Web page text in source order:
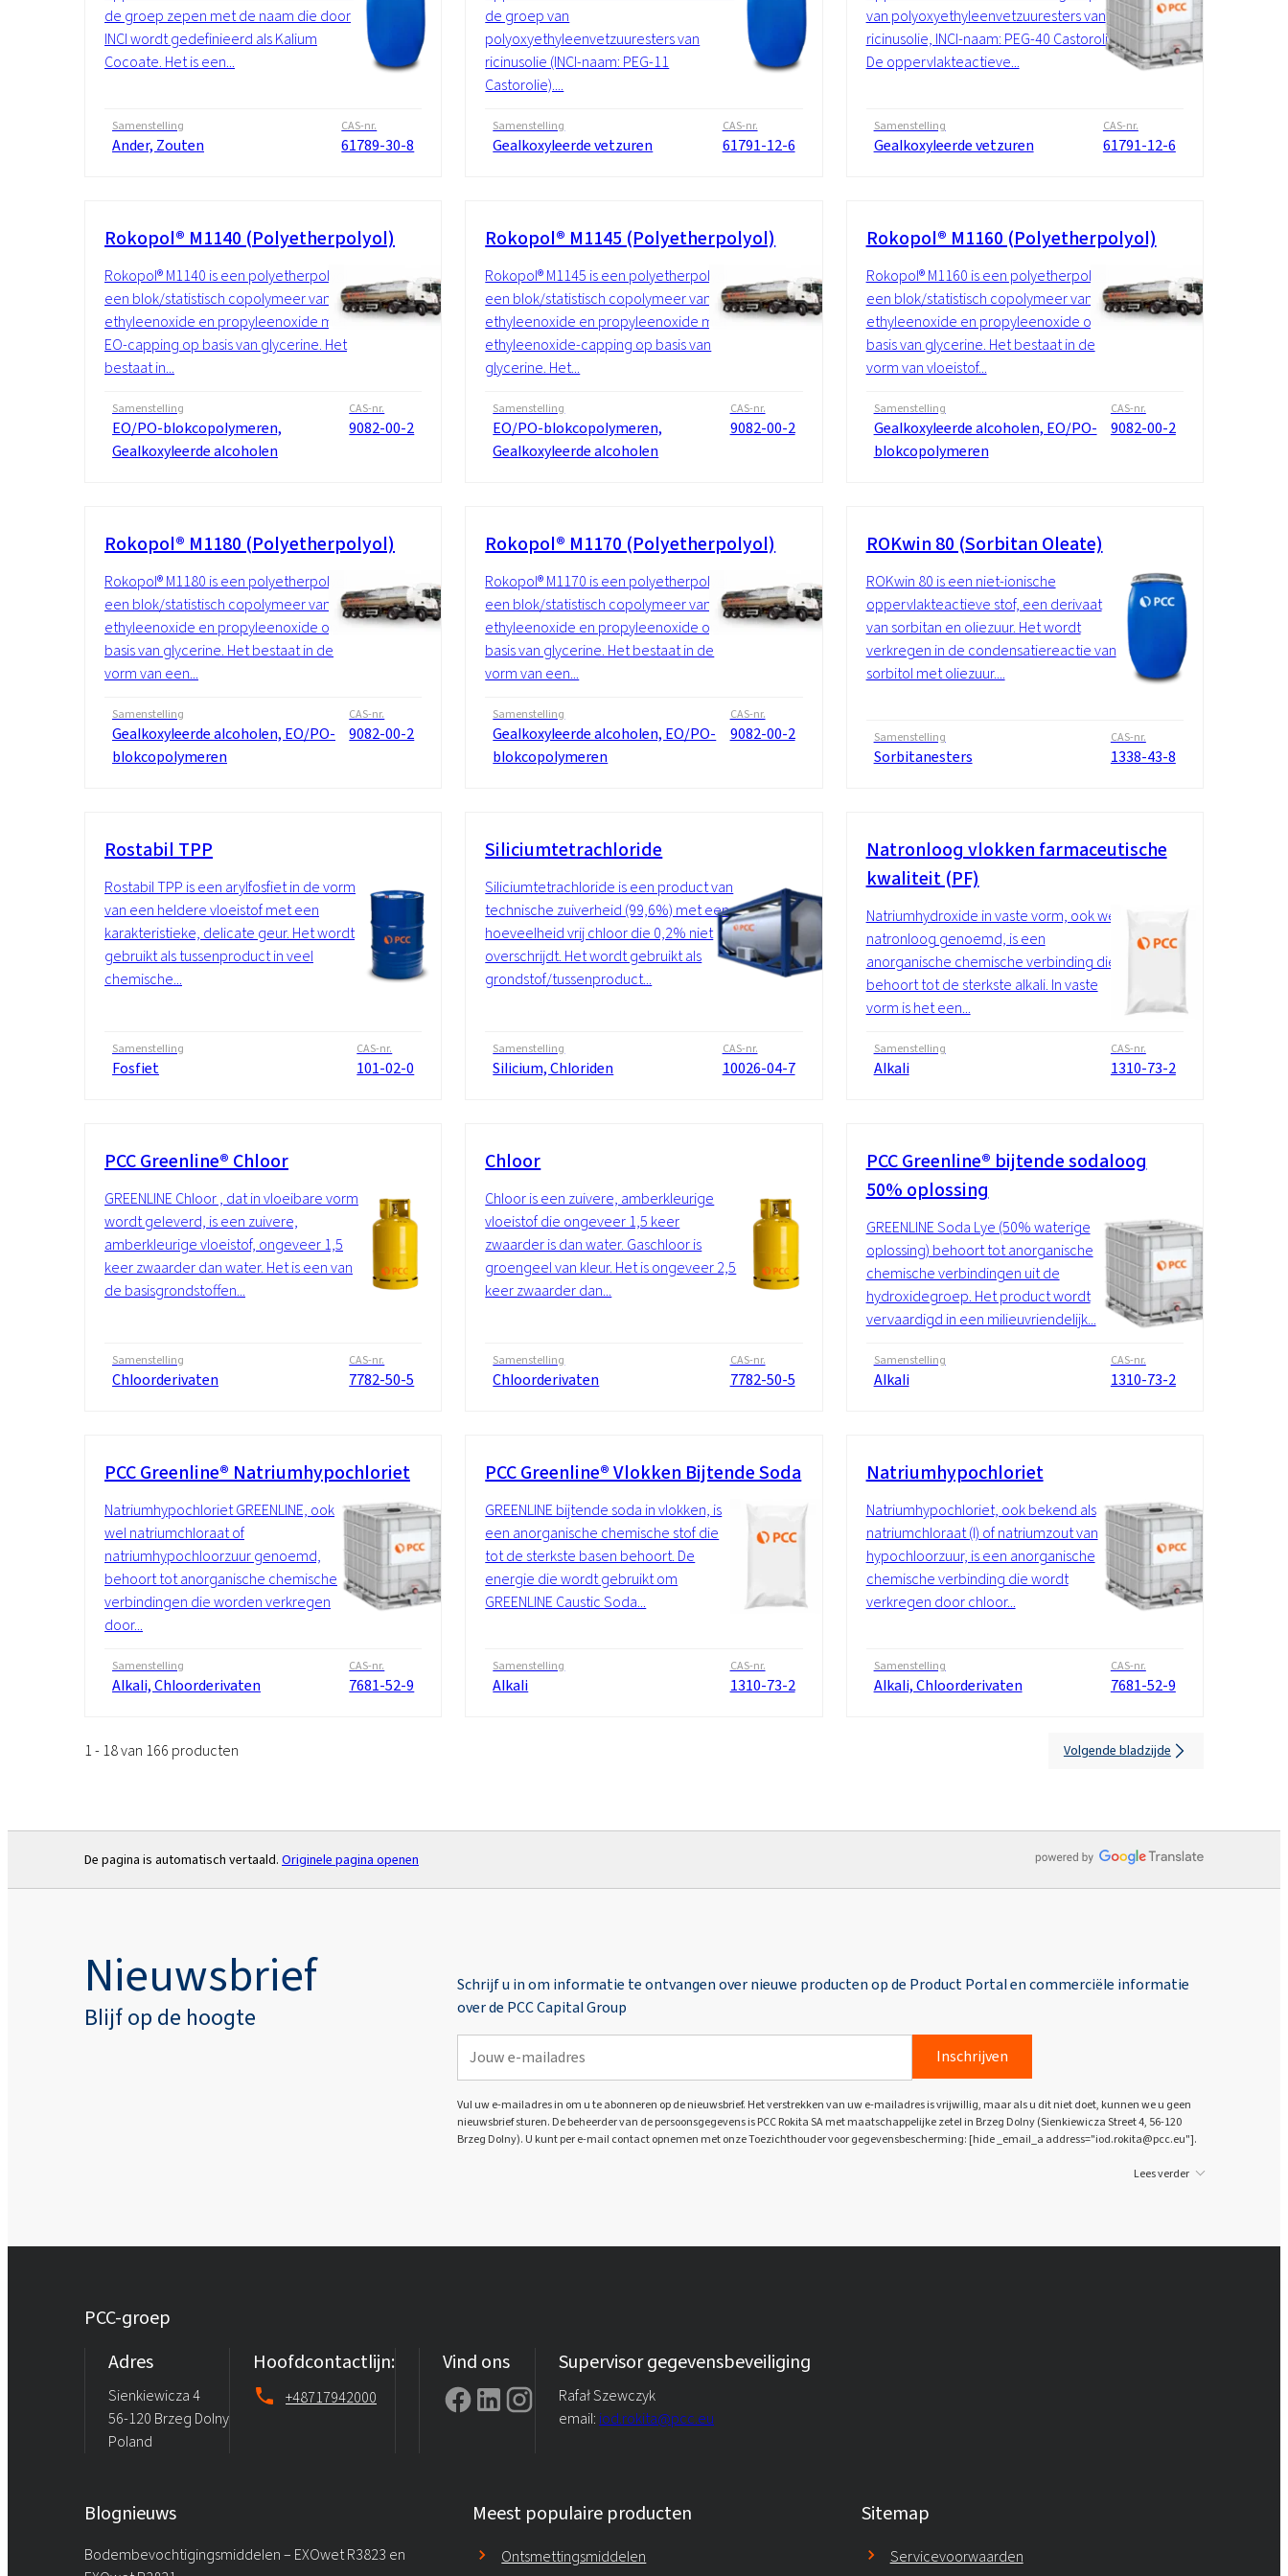
de groep zepen met de naam die door
INCI wordt gedefinieerd als Kalium
Cocoate. Het is een...
Samenstelling
Ander, Zouten
CAS-nr.
61789-30-8
de groep van
polyoxyethyleenvetzuuresters van
ricinusolie (INCI-naam: PEG-11
Castorolie)....
Samenstelling
Gealkoxyleerde vetzuren
CAS-nr.
61791-12-6
van polyoxyethyleenvetzuuresters van
ricinusolie, INCI-naam: PEG-40 Castorolie.
De oppervlakteactieve...
Samenstelling
Gealkoxyleerde vetzuren
CAS-nr.
61791-12-6
Rokopol® M1140 (Polyetherpolyol)
Rokopol® M1140 is een polyetherpolyol,
een blok/statistisch copolymeer van
ethyleenoxide en propyleenoxide met
EO-capping op basis van glycerine. Het
bestaat in...
Samenstelling
EO/PO-blokcopolymeren,
Gealkoxyleerde alcoholen
CAS-nr.
9082-00-2
Rokopol® M1145 (Polyetherpolyol)
Rokopol® M1145 is een polyetherpolyol,
een blok/statistisch copolymeer van
ethyleenoxide en propyleenoxide met
ethyleenoxide-capping op basis van
glycerine. Het...
Samenstelling
EO/PO-blokcopolymeren,
Gealkoxyleerde alcoholen
CAS-nr.
9082-00-2
Rokopol® M1160 (Polyetherpolyol)
Rokopol® M1160 is een polyetherpolyol,
een blok/statistisch copolymeer van
ethyleenoxide en propyleenoxide op
basis van glycerine. Het bestaat in de
vorm van vloeistof...
Samenstelling
Gealkoxyleerde alcoholen, EO/PO-
blokcopolymeren
CAS-nr.
9082-00-2
Rokopol® M1180 (Polyetherpolyol)
Rokopol® M1180 is een polyetherpolyol,
een blok/statistisch copolymeer van
ethyleenoxide en propyleenoxide op
basis van glycerine. Het bestaat in de
vorm van een...
Samenstelling
Gealkoxyleerde alcoholen, EO/PO-
blokcopolymeren
CAS-nr.
9082-00-2
Rokopol® M1170 (Polyetherpolyol)
Rokopol® M1170 is een polyetherpolyol,
een blok/statistisch copolymeer van
ethyleenoxide en propyleenoxide op
basis van glycerine. Het bestaat in de
vorm van een...
Samenstelling
Gealkoxyleerde alcoholen, EO/PO-
blokcopolymeren
CAS-nr.
9082-00-2
ROKwin 80 (Sorbitan Oleate)
ROKwin 80 is een niet-ionische
oppervlakteactieve stof, een derivaat
van sorbitan en oliezuur. Het wordt
verkregen in de condensatiereactie van
sorbitol met oliezuur....
Samenstelling
Sorbitanesters
CAS-nr.
1338-43-8
Rostabil TPP
Rostabil TPP is een arylfosfiet in de vorm
van een heldere vloeistof met een
karakteristieke, delicate geur. Het wordt
gebruikt als tussenproduct in veel
chemische...
Samenstelling
Fosfiet
CAS-nr.
101-02-0
Siliciumtetrachloride
Siliciumtetrachloride is een product van
technische zuiverheid (99,6%) met een
hoeveelheid vrij chloor die 0,2% niet
overschrijdt. Het wordt gebruikt als
grondstof/tussenproduct...
Samenstelling
Silicium, Chloriden
CAS-nr.
10026-04-7
Natronloog vlokken farmaceutische
kwaliteit (PF)
Natriumhydroxide in vaste vorm, ook wel
natronloog genoemd, is een
anorganische chemische verbinding die
behoort tot de sterkste alkali. In vaste
vorm is het een...
Samenstelling
Alkali
CAS-nr.
1310-73-2
PCC Greenline® Chloor
GREENLINE Chloor , dat in vloeibare vorm
wordt geleverd, is een zuivere,
amberkleurige vloeistof, ongeveer 1,5
keer zwaarder dan water. Het is een van
de basisgrondstoffen...
Samenstelling
Chloorderivaten
CAS-nr.
7782-50-5
Chloor
Chloor is een zuivere, amberkleurige
vloeistof die ongeveer 1,5 keer
zwaarder is dan water. Gaschloor is
groengeel van kleur. Het is ongeveer 2,5
keer zwaarder dan...
Samenstelling
Chloorderivaten
CAS-nr.
7782-50-5
PCC Greenline® bijtende sodaloog
50% oplossing
GREENLINE Soda Lye (50% waterige
oplossing) behoort tot anorganische
chemische verbindingen uit de
hydroxidegroep. Het product wordt
vervaardigd in een milieuvriendelijk...
Samenstelling
Alkali
CAS-nr.
1310-73-2
PCC Greenline® Natriumhypochloriet
Natriumhypochloriet GREENLINE, ook
wel natriumchloraat of
natriumhypochloorzuur genoemd,
behoort tot anorganische chemische
verbindingen die worden verkregen
door...
Samenstelling
Alkali, Chloorderivaten
CAS-nr.
7681-52-9
PCC Greenline® Vlokken Bijtende Soda
GREENLINE bijtende soda in vlokken, is
een anorganische chemische stof die
tot de sterkste basen behoort. De
energie die wordt gebruikt om
GREENLINE Caustic Soda...
Samenstelling
Alkali
CAS-nr.
1310-73-2
Natriumhypochloriet
Natriumhypochloriet, ook bekend als
natriumchloraat (I) of natriumzout van
hypochloorzuur, is een anorganische
chemische verbinding die wordt
verkregen door chloor...
Samenstelling
Alkali, Chloorderivaten
CAS-nr.
7681-52-9
1 - 18 van 166 producten Volgende bladzijde
De pagina is automatisch vertaald. Originele pagina openen
Nieuwsbrief
Blijf op de hoogte
Schrijf u in om informatie te ontvangen over nieuwe producten op de Product Portal en commerciële informatie
over de PCC Capital Group
Inschrijven
Vul uw e-mailadres in om u te abonneren op de nieuwsbrief. Het verstrekken van uw e-mailadres is vrijwillig, maar als u dit niet doet, kunnen we u geen
nieuwsbrief sturen. De beheerder van de persoonsgegevens is PCC Rokita SA met maatschappelijke zetel in Brzeg Dolny (Sienkiewicza Street 4, 56-120
Brzeg Dolny). U kunt per e-mail contact opnemen met onze Toezichthouder voor gegevensbescherming: [hide _email_a address="iod.rokita@pcc.eu"].
Lees verder
PCC-groep
Adres
Sienkiewicza 4
56-120 Brzeg Dolny
Poland
Hoofdcontactlijn:
+48717942000
Vind ons Supervisor gegevensbeveiliging
Rafał Szewczyk
email: iod.rokita@pcc.eu
Blognieuws
Bodembevochtigingsmiddelen – EXOwet R3823 en
Meest populaire producten
Ontsmettingsmiddelen
Sitemap
Servicevoorwaarden